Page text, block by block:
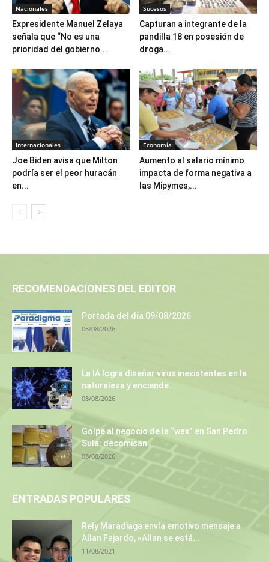
Nacionales
Expresidente Manuel Zelaya
señala que “No es una
prioridad del gobierno...
Sucesos
Capturan a integrante de la
pandilla 18 en posesión de
droga...
Internacionales
Joe Biden avisa que Milton
podría ser el peor huracán
en...
Economía
Aumento al salario mínimo
impacta de forma negativa a
las Mipymes,...
RECOMENDACIONES DEL EDITOR
Portada del día 09/08/2026
08/08/2026
La IA logra diseñar virus inexistentes en la
naturaleza y enciende...
08/08/2026
Golpe al negocio de la “wax” en San Pedro
Sula: decomisan...
08/08/2026
ENTRADAS POPULARES
Rely Maradiaga envía emotivo mensaje a
Allan Fajardo, «Allan se está...
11/08/2021